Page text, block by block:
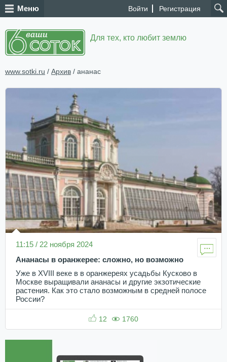
Войти Регистрация
Меню
Для тех, кто любит землю
www.sotki.ru / Архив / ананас
11:15 / 22 ноября 2024
Ананасы в оранжерее: сложно, но возможно
Уже в XVIII веке в в оранжереях усадьбы Кусково в
Москве выращивали ананасы и другие экзотические
растения. Как это стало возможным в средней полосе
России?
12 1760